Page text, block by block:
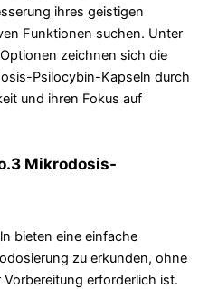
ihres geistigen
Funktionen suchen. Unter
zeichnen sich die
Psilocybin-Kapseln durch
und ihren Fokus auf
Mikrodosis-
bieten eine einfache
zu erkunden, ohne
erforderlich ist.